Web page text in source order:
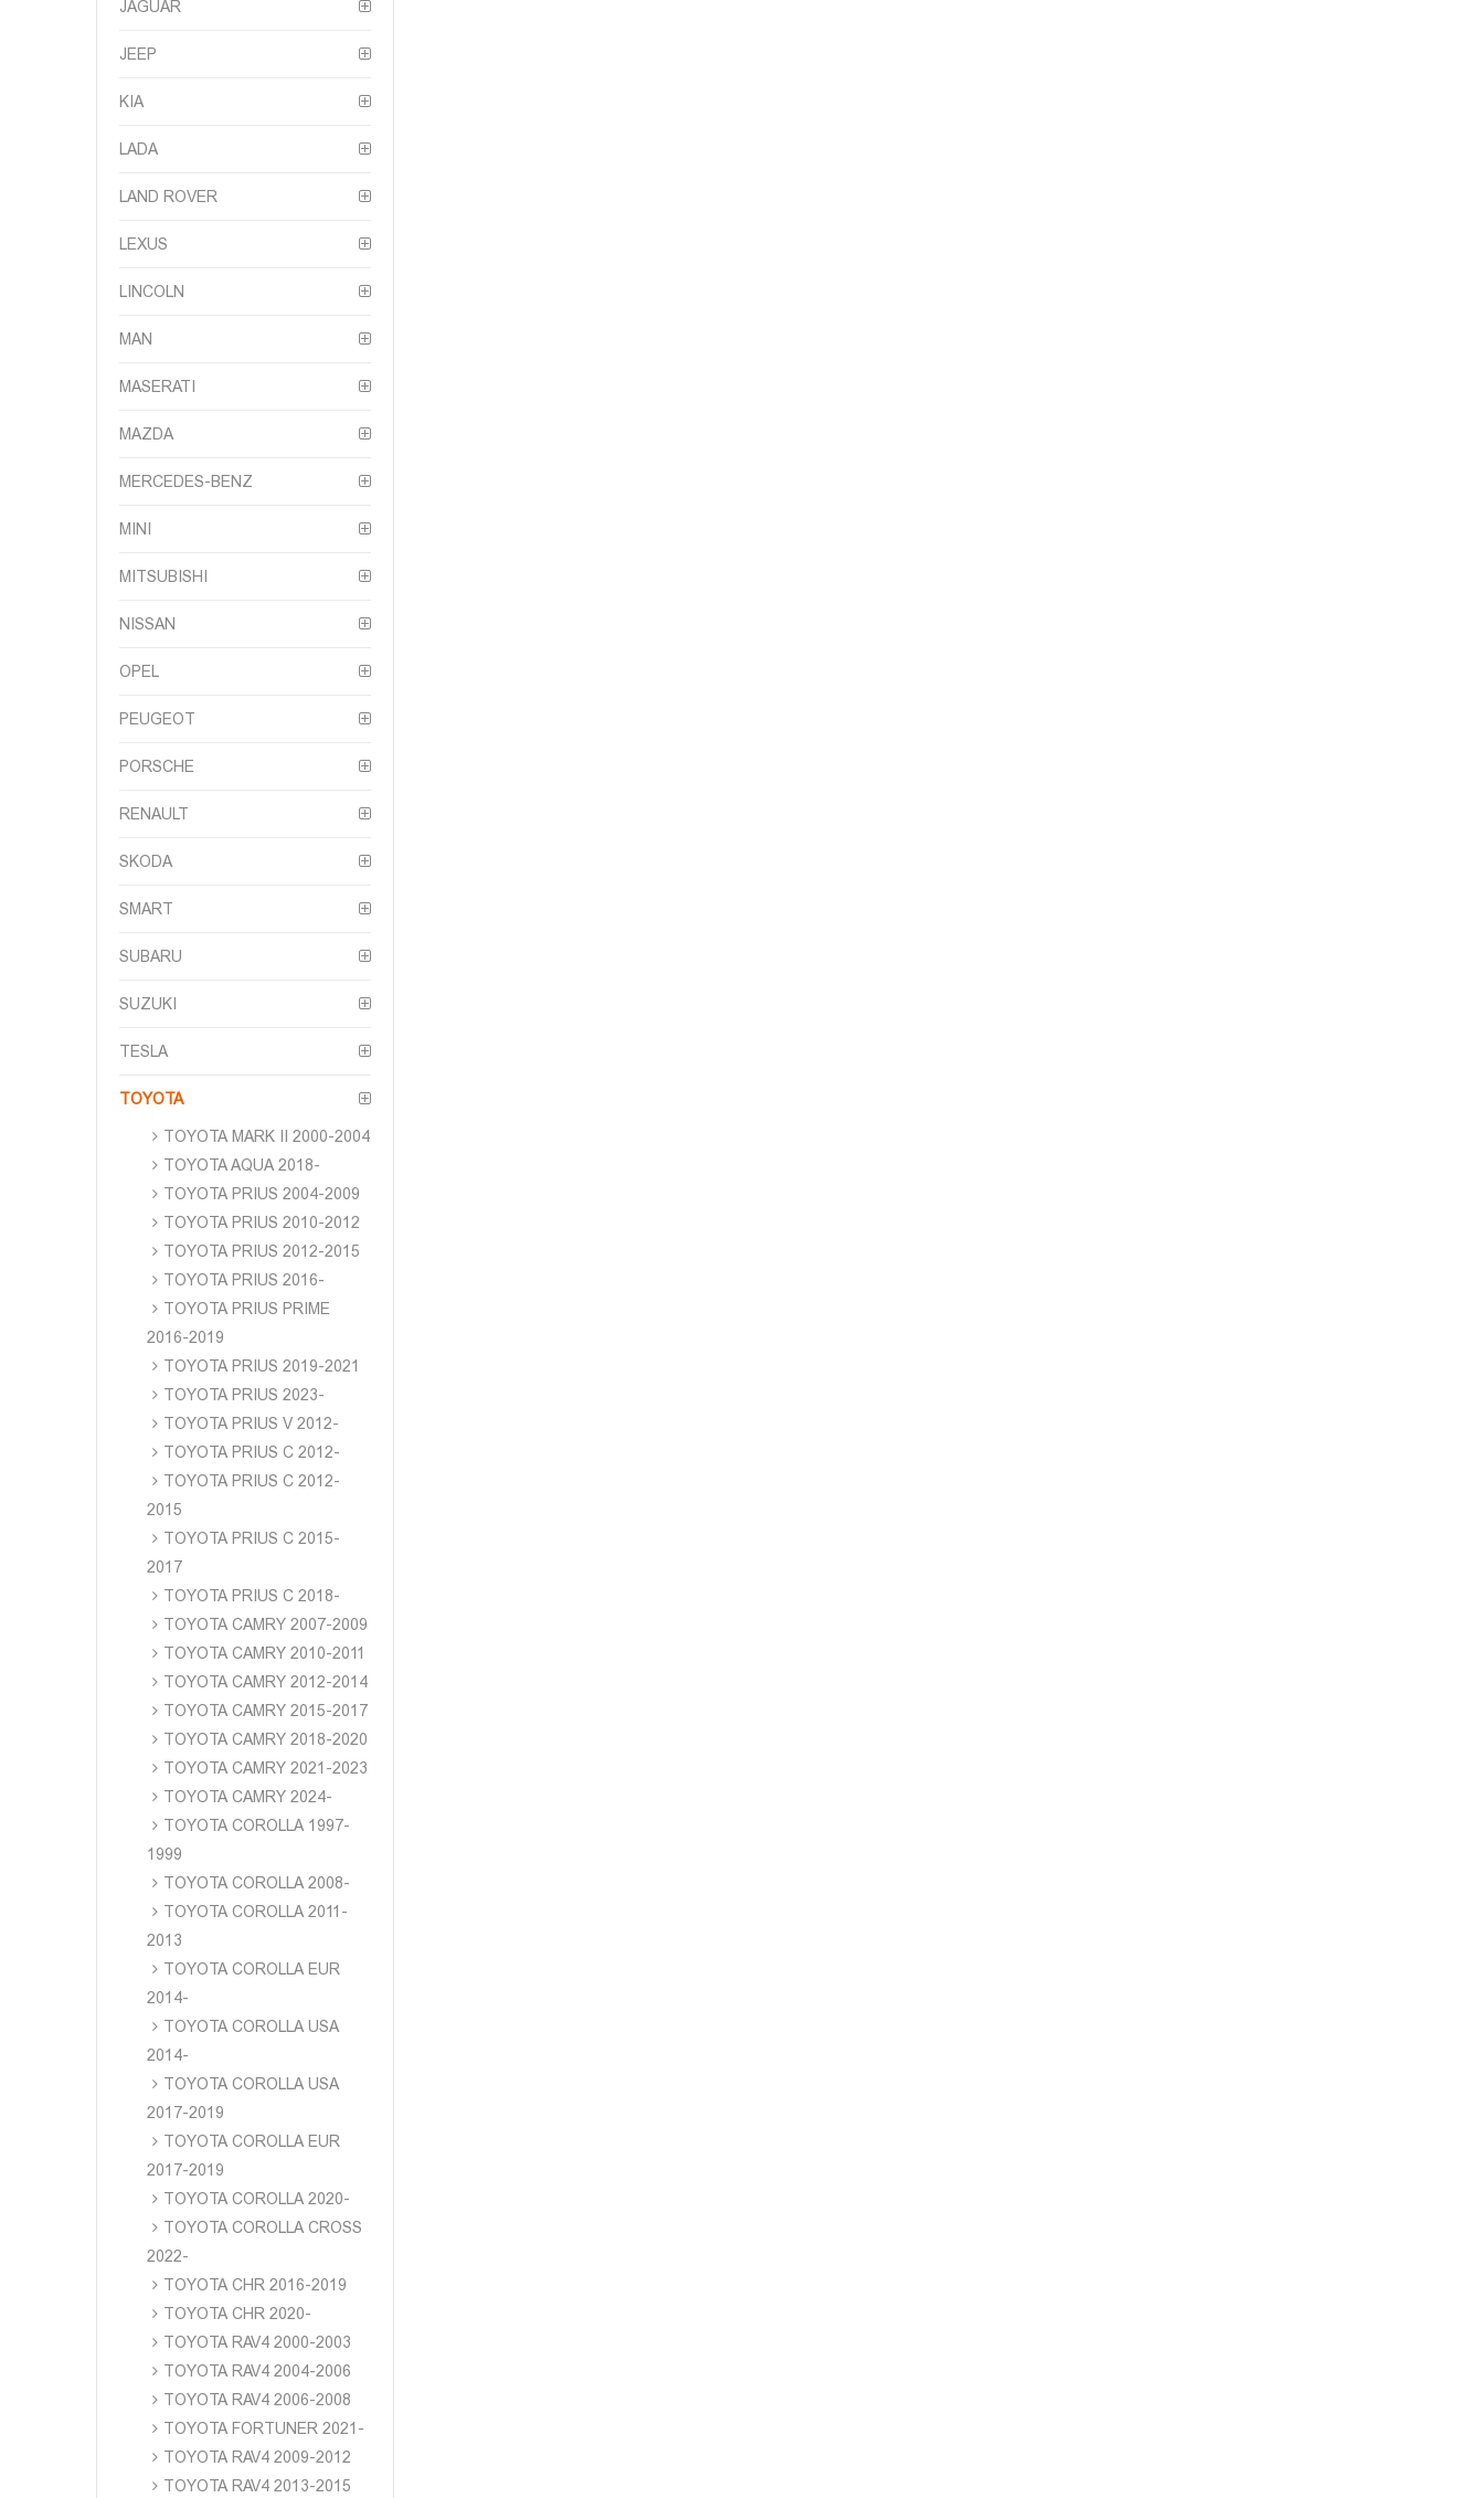
JAGUAR
JEEP
KIA
LADA
LAND ROVER
LEXUS
LINCOLN
MAN
MASERATI
MAZDA
MERCEDES-BENZ
MINI
MITSUBISHI
NISSAN
OPEL
PEUGEOT
PORSCHE
RENAULT
SKODA
SMART
SUBARU
SUZUKI
TESLA
TOYOTA
TOYOTA MARK II 2000-2004
TOYOTA AQUA 2018-
TOYOTA PRIUS 2004-2009
TOYOTA PRIUS 2010-2012
TOYOTA PRIUS 2012-2015
TOYOTA PRIUS 2016-
TOYOTA PRIUS PRIME
2016-2019
TOYOTA PRIUS 2019-2021
TOYOTA PRIUS 2023-
TOYOTA PRIUS V 2012-
TOYOTA PRIUS C 2012-
TOYOTA PRIUS C 2012-
2015
TOYOTA PRIUS C 2015-
2017
TOYOTA PRIUS C 2018-
TOYOTA CAMRY 2007-2009
TOYOTA CAMRY 2010-2011
TOYOTA CAMRY 2012-2014
TOYOTA CAMRY 2015-2017
TOYOTA CAMRY 2018-2020
TOYOTA CAMRY 2021-2023
TOYOTA CAMRY 2024-
TOYOTA COROLLA 1997-
1999
TOYOTA COROLLA 2008-
TOYOTA COROLLA 2011-
2013
TOYOTA COROLLA EUR
2014-
TOYOTA COROLLA USA
2014-
TOYOTA COROLLA USA
2017-2019
TOYOTA COROLLA EUR
2017-2019
TOYOTA COROLLA 2020-
TOYOTA COROLLA CROSS
2022-
TOYOTA CHR 2016-2019
TOYOTA CHR 2020-
TOYOTA RAV4 2000-2003
TOYOTA RAV4 2004-2006
TOYOTA RAV4 2006-2008
TOYOTA FORTUNER 2021-
TOYOTA RAV4 2009-2012
TOYOTA RAV4 2013-2015